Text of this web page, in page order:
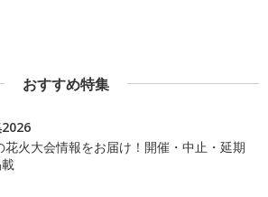
おすすめ特集
花火大会情報をお届け！開催・中止・延期